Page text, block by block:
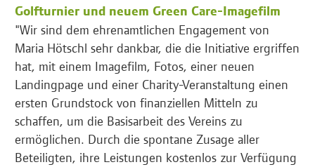
Golfturnier und neuem Green Care-Imagefilm
"Wir sind dem ehrenamtlichen Engagement von
Maria Hötschl sehr dankbar, die die Initiative ergriffen
hat, mit einem Imagefilm, Fotos, einer neuen
Landingpage und einer Charity-Veranstaltung einen
ersten Grundstock von finanziellen Mitteln zu
schaffen, um die Basisarbeit des Vereins zu
ermöglichen. Durch die spontane Zusage aller
Beteiligten, ihre Leistungen kostenlos zur Verfügung